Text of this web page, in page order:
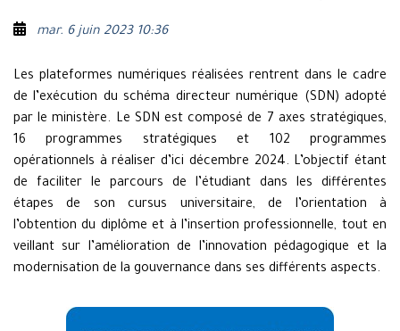
mar. 6 juin 2023 10:36
Les plateformes numériques réalisées rentrent dans le cadre
de l’exécution du schéma directeur numérique (SDN) adopté
par le ministère. Le SDN est composé de 7 axes stratégiques,
16 programmes stratégiques et 102 programmes
opérationnels à réaliser d’ici décembre 2024. L’objectif étant
de faciliter le parcours de l’étudiant dans les différentes
étapes de son cursus universitaire, de l’orientation à
l’obtention du diplôme et à l’insertion professionnelle, tout en
veillant sur l’amélioration de l’innovation pédagogique et la
modernisation de la gouvernance dans ses différents aspects.